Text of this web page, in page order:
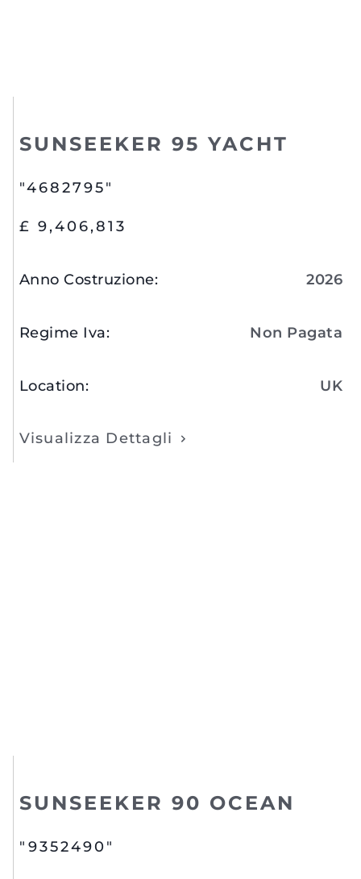
SUNSEEKER 95 YACHT
"4682795"
£ 9,406,813
Anno Costruzione: 2026
Regime Iva: Non Pagata
Location: UK
Visualizza Dettagli
SUNSEEKER 90 OCEAN
"9352490"